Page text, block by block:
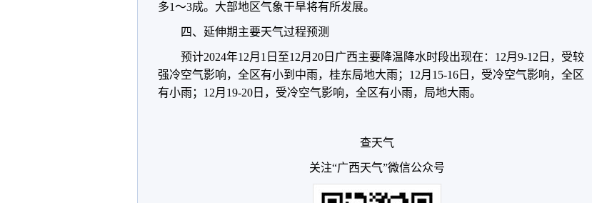
多1～3成。大部地区气象干旱将有所发展。
四、延伸期主要天气过程预测
预计2024年12月1日至12月20日广西主要降温降水时段出现在：12月9-12日，受较
强冷空气影响，全区有小到中雨，桂东局地大雨；12月15-16日，受冷空气影响，全区
有小雨；12月19-20日，受冷空气影响，全区有小雨，局地大雨。
查天气
关注“广西天气”微信公众号